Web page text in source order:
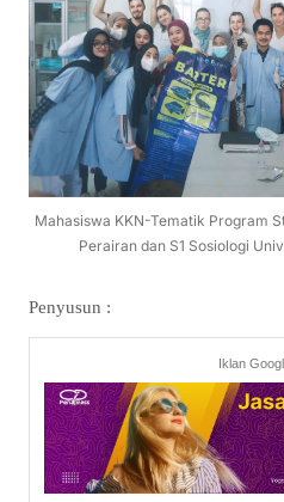
Mahasiswa KKN-Tematik Program
Perairan dan S1 Sosiologi
Penyusun :
Iklan